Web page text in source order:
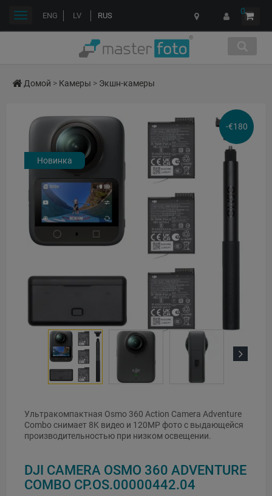
ENG LV RUS 0
Переключить
Домой > Камеры > Экшн-камеры
-€180
Новинка
Ультракомпактная Osmo 360 Action Camera Adventure
Combo снимает 8K видео и 120MP фото с выдающейся
производительностью при низком освещении.
DJI CAMERA OSMO 360 ADVENTURE
COMBO CP.OS.00000442.04